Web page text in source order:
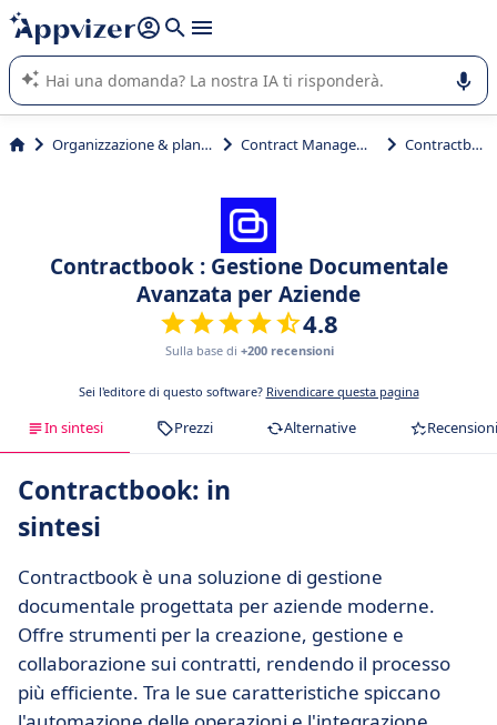
righe con
shift + enter
L'IA di Appvizer vi guida nell'utilizzo o nella scelta di un
software SaaS per la vostra azienda.
Organizzazione & planning Contract Management Contractbook
Contractbook : Gestione Documentale
Avanzata per Aziende
4.8
Sulla base di +200 recensioni
Sei l'editore di questo software? Rivendicare questa pagina
In sintesi Prezzi Alternative Recensioni
Contractbook: in
sintesi
Contractbook è una soluzione di gestione
documentale progettata per aziende moderne.
Offre strumenti per la creazione, gestione e
collaborazione sui contratti, rendendo il processo
più efficiente. Tra le sue caratteristiche spiccano